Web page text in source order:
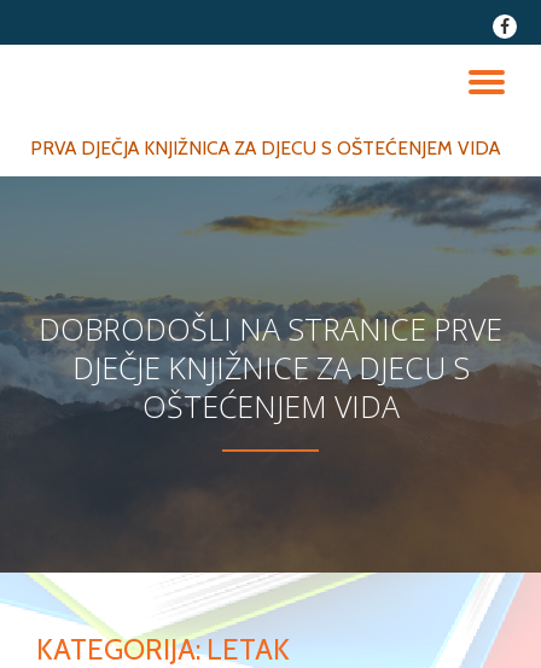
fa-
PRVA DJEČJA KNJIŽNICA ZA DJECU S OŠTEĆENJEM VIDA
DOBRODOŠLI NA STRANICE PRVE
DJEČJE KNJIŽNICE ZA DJECU S
OŠTEĆENJEM VIDA
KATEGORIJA:LETAK